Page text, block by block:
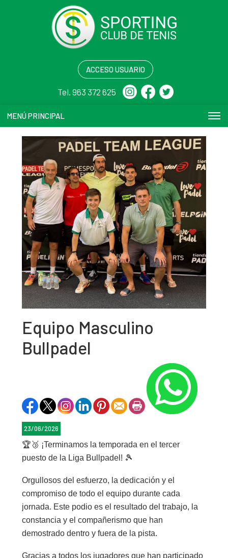
ACCESO USUARIO
Tel. 963 372 625
MENÚ PRINCIPAL
Equipo Masculino
Bullpadel
23/06/2026
🏆🥉 ¡Terminamos la temporada en el tercer
puesto de la Liga Bullpadel! 🎾
Orgullosos del esfuerzo, la dedicación y el
compromiso de todo el equipo durante cada
jornada. Este podio es el resultado del trabajo, la
constancia y el compañerismo que han
demostrado dentro y fuera de la pista.
Gracias a todos los jugadores que han participado